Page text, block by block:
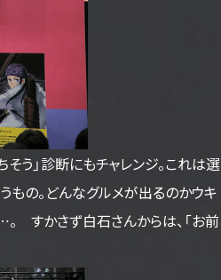
う」診断にもチャレンジ。これは選
もの。どんなグルメが出るのかウキ
すかさず白石さんからは、「お前